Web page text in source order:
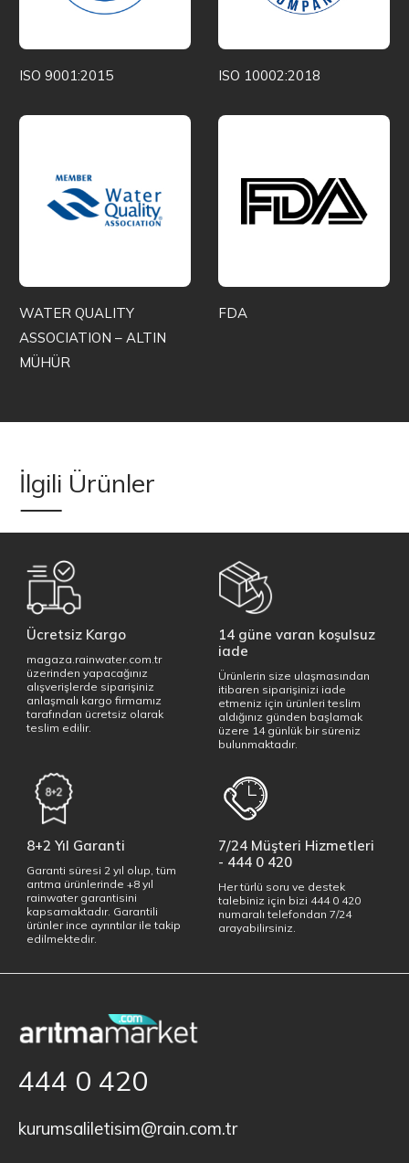
ISO 9001:2015 ISO 10002:2018
WATER QUALITY
ASSOCIATION – ALTIN
MÜHÜR
FDA
İlgili Ürünler
Ücretsiz Kargo
magaza.rainwater.com.tr
üzerinden yapacağınız
alışverişlerde siparişiniz
anlaşmalı kargo firmamız
tarafından ücretsiz olarak
teslim edilir.
14 güne varan koşulsuz
iade
Ürünlerin size ulaşmasından
itibaren siparişinizi iade
etmeniz için ürünleri teslim
aldığınız günden başlamak
üzere 14 günlük bir süreniz
bulunmaktadır.
8+2 Yıl Garanti
Garanti süresi 2 yıl olup, tüm
arıtma ürünlerinde +8 yıl
rainwater garantisini
kapsamaktadır. Garantili
ürünler ince ayrıntılar ile takip
edilmektedir.
7/24 Müşteri Hizmetleri
- 444 0 420
Her türlü soru ve destek
talebiniz için bizi 444 0 420
numaralı telefondan 7/24
arayabilirsiniz.
444 0 420
kurumsaliletisim@rain.com.tr